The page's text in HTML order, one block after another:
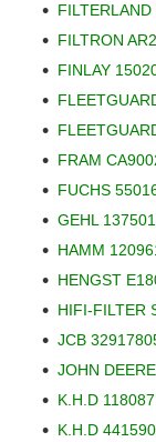
FILTRON
FINLAY
FRAM
FUCHS
GEHL 137501
HAMM
HENGST
HIFI-FILTER
JCB
JOHN
K.H.D
K.H.D